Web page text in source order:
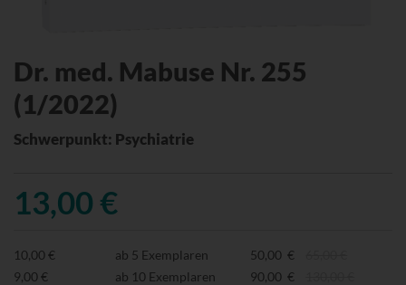
Dr. med. Mabuse Nr. 255
(1/2022)
Schwerpunkt: Psychiatrie
13,00 €
10,00 € ab 5 Exemplaren 50,00 €
9,00 €
ab 10 Exemplaren 90,00 €